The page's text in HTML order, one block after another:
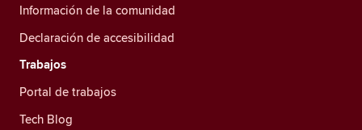
Información de la comunidad
Declaración de accesibilidad
Trabajos
Portal de trabajos
Tech Blog